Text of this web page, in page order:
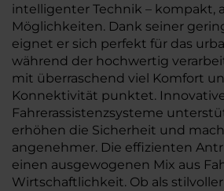
intelligenter Technik – kompakt,
Möglichkeiten. Dank seiner
eignet er sich perfekt für das
während der hochwertig
mit überraschend viel Komfort
Konnektivität punktet.
Fahrerassistenzsysteme
erhöhen die Sicherheit und
angenehmer. Die effizienten
einen ausgewogenen Mix aus
Wirtschaftlichkeit. Ob als